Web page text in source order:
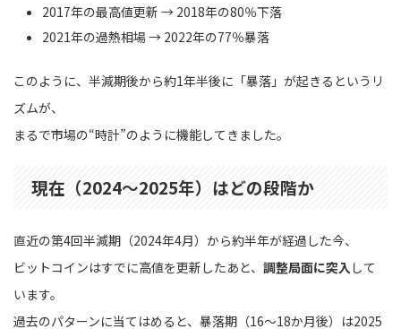
2017年の最高値更新 → 2018年の80％下落
2021年の過熱相場 → 2022年の77％暴落
このように、半減期後から約1年半後に「暴落」が起きるというリ
ズムが、
まるで市場の“時計”のように機能してきました。
現在（2024〜2025年）はどの段階か
直近の第4回半減期（2024年4月）から約半年が経過した今、
ビットコインはすでに高値を更新したあと、 調整局面に突入 して
います。
過去のパターンに当てはめると、暴落期（16〜18か月後）は2025